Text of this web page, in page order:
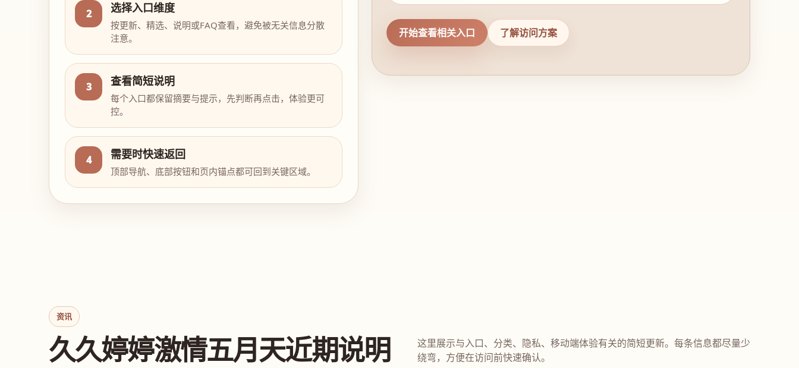
2 选择入口维度
按更新、精选、说明或FAQ查看，避免被无关信息分散
注意。
3 查看简短说明
每个入口都保留摘要与提示，先判断再点击，体验更可
控。
4 需要时快速返回
顶部导航、底部按钮和页内锚点都可回到关键区域。
开始查看相关入口 了解访问方案
资讯
久久婷婷激情五月天近期说明
这里展示与入口、分类、隐私、移动端体验有关的简短更新。每条信息都尽量少
绕弯，方便在访问前快速确认。